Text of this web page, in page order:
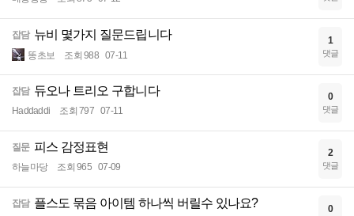
잡담 뉴비 몇가지 질문드립니다
똥초보 조회 988 07-11
1
댓글
잡담 듀오나 트리오 구합니다
Haddaddi 조회 797 07-11
0
댓글
질문 피스 감정표현
하늘마당 조회 965 07-09
2
댓글
잡담 플스도 묶음 아이템 하나씩 버릴수 있나요? 0